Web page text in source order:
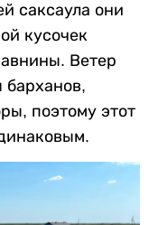
саксаула они
кусочек
Ветер
барханов,
поэтому этот